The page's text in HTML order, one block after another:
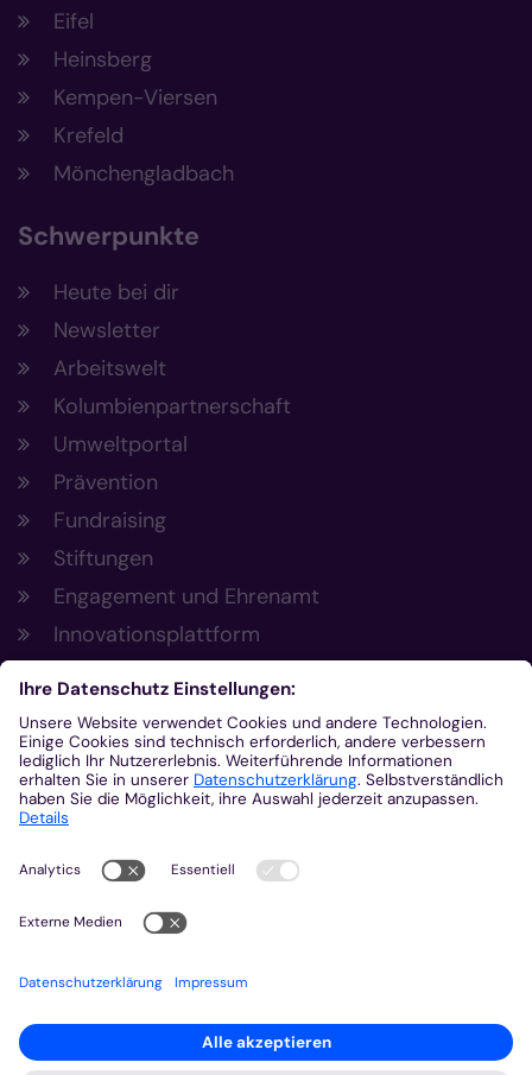
Eifel
Heinsberg
Kempen-Viersen
Krefeld
Mönchengladbach
Schwerpunkte
Heute bei dir
Newsletter
Arbeitswelt
Kolumbienpartnerschaft
Umweltportal
Prävention
Fundraising
Stiftungen
Engagement und Ehrenamt
Innovationsplattform
Aus der Plattform
Nachrichten
Veranstaltungen
Gottesdienste
Stellenangebote
Kirchenzeitung
Amtsblatt (Kirchlicher Anzeiger)
Rechtsdatenbank
Meldestelle gemäß Hinweisgeberschutzgesetz